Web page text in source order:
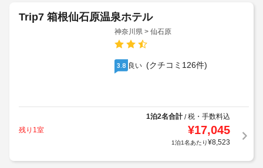
Trip7 箱根仙石原温泉ホテル
神奈川県 > 仙石原
3.8 良い (クチコミ126件)
1泊2名合計/税・手数料込
残り1室
¥17,045
1泊1名あたり¥8,523